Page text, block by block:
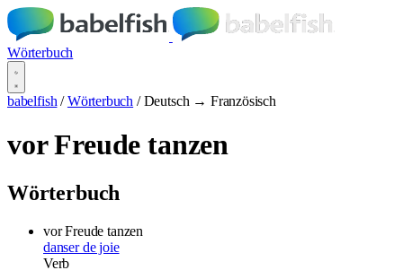
Wörterbuch
babelfish / Wörterbuch / Deutsch → Französisch
vor Freude tanzen
Wörterbuch
vor Freude tanzen
danser de joie
Verb